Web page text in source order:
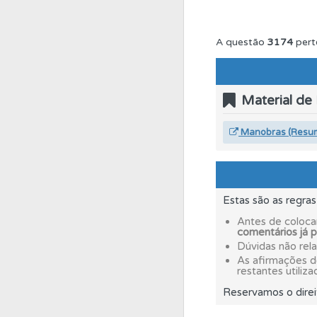
Pode
Ajuda Use os
Questões As
Testes Veja o
A questão 3174
Material de
Manobras
Estas são as
Antes de
comentários já
Dúvidas não
As afirmações
restantes
Reservamos o